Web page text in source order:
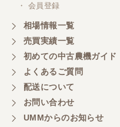
嫌な顔をせずに一
感謝しています。
もよろしくお願い
三重県／
初めてコンバイン
明るい方に担当し
てとても嬉しかっ
・ 会員登録
相場情報一覧
売買実績一覧
初めての中古農機ガイド
よくあるご質問
配送について
お問い合わせ
UMMからのお知らせ